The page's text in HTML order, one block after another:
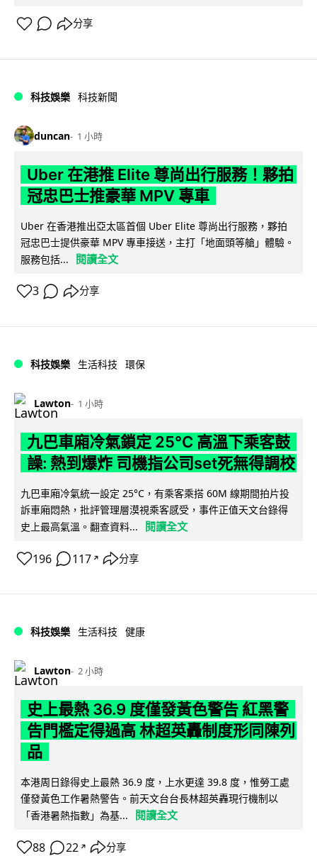
分享
科技娛樂 科技新聞
duncan 1 小時
Uber 在港推 Elite 尊尚出行服務！夥拍
冠忠巴士推豪華 MPV 專車
Uber 在香港推出亞太區首個 Uber Elite 尊尚出行服務，夥拍
冠忠巴士提供豪華 MPV 專車接送，主打「地面頭等艙」體驗。
服務包括...
閱讀全文
3 分享
科技娛樂 生活科技 環保
Lawton 1 小時
九巴車廂冷氣鎖定 25°C 高溫下乘客鼓
譟: 熱到爆炸 司機指公司set死無得調校
九巴車廂冷氣統一設定 25°C，有乘客乘搭 60M 線期間拍片投
訴車廂悶熱，批評管理層漠視乘客感受，事件正值天文台錄得
史上最高氣溫。翻查資料...
閱讀全文
196 117 ↗ 分享
科技娛樂 生活科技 健康
Lawton 2 小時
史上最熱 36.9 度僅發黃色警告 紅黑警
告門檻定得過高 林超英轟制度形同陳列
品
本港周日錄得史上最熱 36.9 度，上水更達 39.8 度，惟勞工處
僅發黃色工作暑熱警告。前天文台台長林超英轟現行機制以
「香港暑熱指數」為基...
閱讀全文
88 22 ↗ 分享